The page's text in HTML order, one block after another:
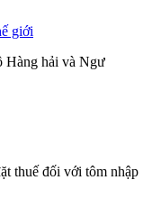
giới
Hàng hải và Ngư
thuế đối với tôm nhập